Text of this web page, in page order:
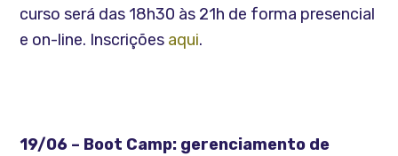
curso será das 18h30 às 21h de forma presencial
e on-line. Inscrições aqui.
19/06 – Boot Camp: gerenciamento de